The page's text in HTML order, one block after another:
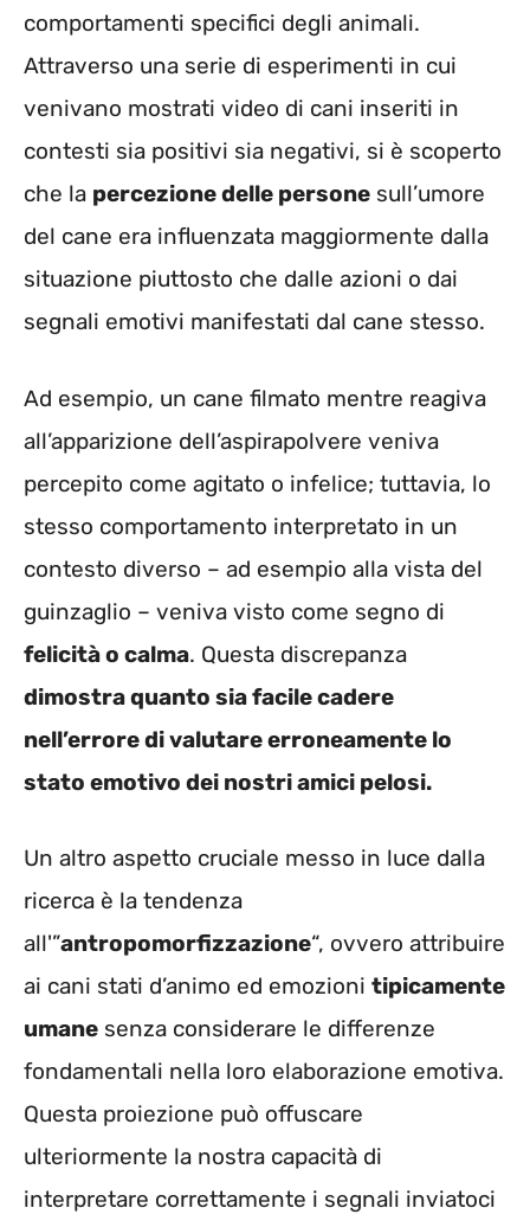
comportamenti specifici degli animali.
Attraverso una serie di esperimenti in cui
venivano mostrati video di cani inseriti in
contesti sia positivi sia negativi, si è scoperto
che la percezione delle persone sull’umore
del cane era influenzata maggiormente dalla
situazione piuttosto che dalle azioni o dai
segnali emotivi manifestati dal cane stesso.
Ad esempio, un cane filmato mentre reagiva
all’apparizione dell’aspirapolvere veniva
percepito come agitato o infelice; tuttavia, lo
stesso comportamento interpretato in un
contesto diverso – ad esempio alla vista del
guinzaglio – veniva visto come segno di
felicità o calma. Questa discrepanza
dimostra quanto sia facile cadere
nell’errore di valutare erroneamente lo
stato emotivo dei nostri amici pelosi.
Un altro aspetto cruciale messo in luce dalla
ricerca è la tendenza
all'”antropomorfizzazione“, ovvero attribuire
ai cani stati d’animo ed emozioni tipicamente
umane senza considerare le differenze
fondamentali nella loro elaborazione emotiva.
Questa proiezione può offuscare
ulteriormente la nostra capacità di
interpretare correttamente i segnali inviatoci